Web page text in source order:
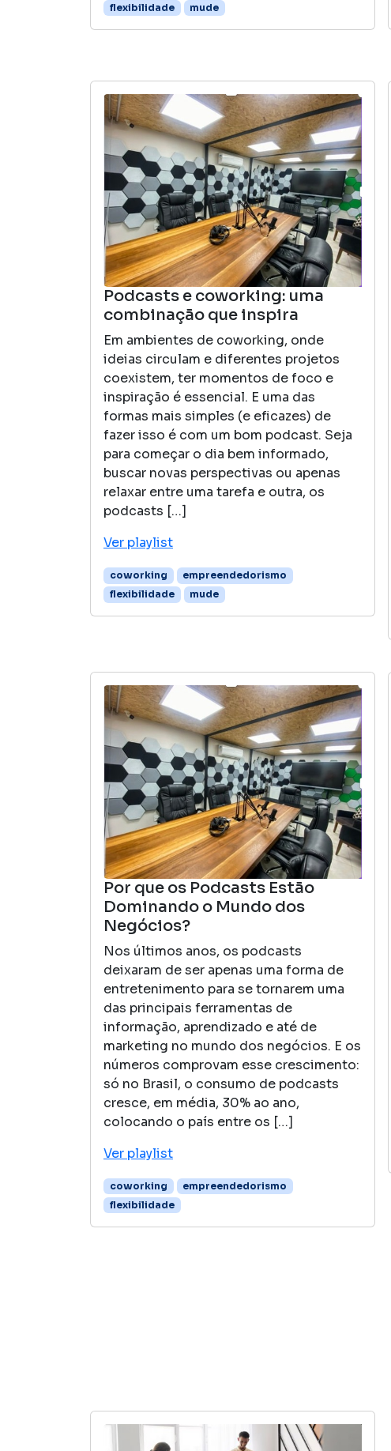
flexibilidade
mude
Podcasts e coworking: uma
combinação que inspira
Em ambientes de coworking, onde
ideias circulam e diferentes projetos
coexistem, ter momentos de foco e
inspiração é essencial. E uma das
formas mais simples (e eficazes) de
fazer isso é com um bom podcast. Seja
para começar o dia bem informado,
buscar novas perspectivas ou apenas
relaxar entre uma tarefa e outra, os
podcasts […]
Ver playlist
coworking
empreendedorismo
flexibilidade
mude
Por que os Podcasts Estão
Dominando o Mundo dos
Negócios?
Nos últimos anos, os podcasts
deixaram de ser apenas uma forma de
entretenimento para se tornarem uma
das principais ferramentas de
informação, aprendizado e até de
marketing no mundo dos negócios. E os
números comprovam esse crescimento:
só no Brasil, o consumo de podcasts
cresce, em média, 30% ao ano,
colocando o país entre os […]
Ver playlist
coworking
empreendedorismo
flexibilidade